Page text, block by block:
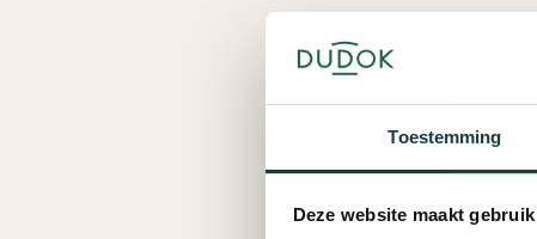
Toestemming
Deze website maakt